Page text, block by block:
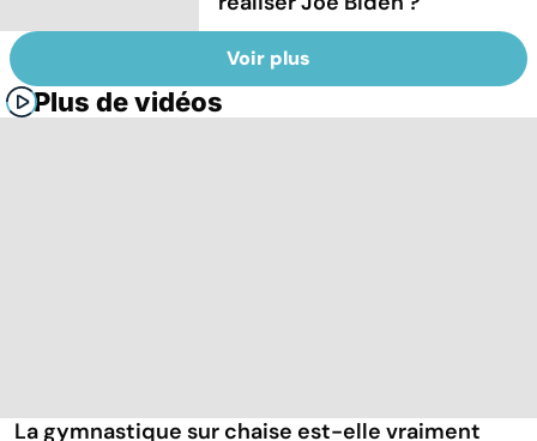
Voir plus
Plus de vidéos
La gymnastique sur chaise est-elle vraiment